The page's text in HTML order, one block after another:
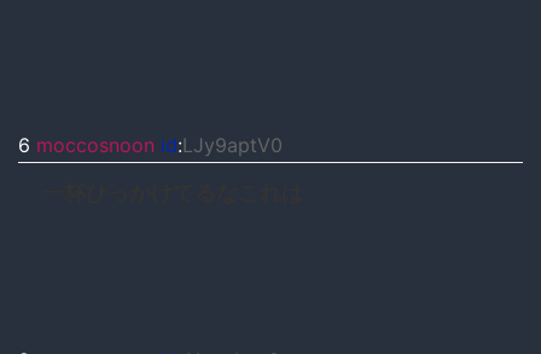
6 moccosnoon id:LJy9aptV0